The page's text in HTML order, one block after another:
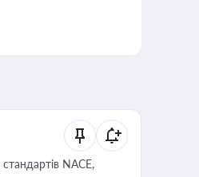
NACE,